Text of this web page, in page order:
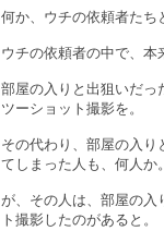
何か、ウチの依頼者たち
ウチの依頼者の中で、
部屋の入りと出狙いだ
ツーショット撮影を。
その代わり、部屋の入り
てしまった人も、何人か。
が、その人は、部屋の入
ト撮影したのがあると。